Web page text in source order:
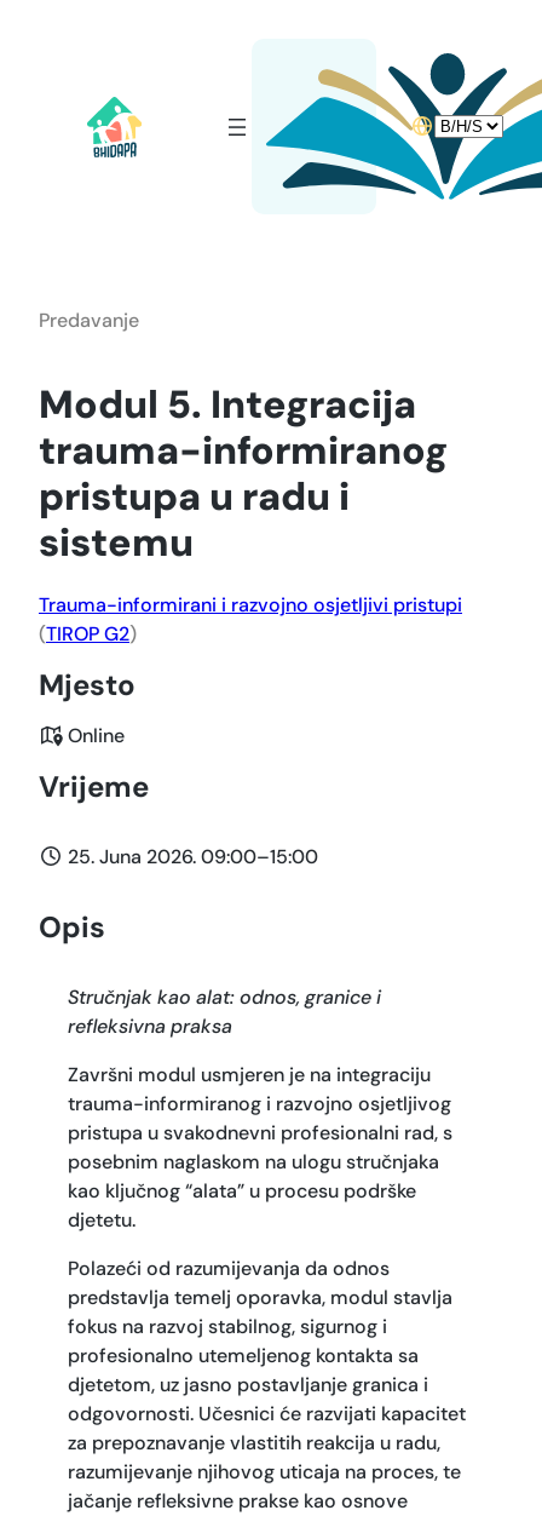
Choose
a
language
Predavanje
Modul 5. Integracija
trauma-informiranog
pristupa u radu i
sistemu
Trauma-informirani i razvojno osjetljivi pristupi
(TIROP G2)
Mjesto
Online
Vrijeme
25. Juna 2026. 09:00–15:00
Opis
Stručnjak kao alat: odnos, granice i
refleksivna praksa
Završni modul usmjeren je na integraciju
trauma-informiranog i razvojno osjetljivog
pristupa u svakodnevni profesionalni rad, s
posebnim naglaskom na ulogu stručnjaka
kao ključnog “alata” u procesu podrške
djetetu.
Polazeći od razumijevanja da odnos
predstavlja temelj oporavka, modul stavlja
fokus na razvoj stabilnog, sigurnog i
profesionalno utemeljenog kontakta sa
djetetom, uz jasno postavljanje granica i
odgovornosti. Učesnici će razvijati kapacitet
za prepoznavanje vlastitih reakcija u radu,
razumijevanje njihovog uticaja na proces, te
jačanje refleksivne prakse kao osnove